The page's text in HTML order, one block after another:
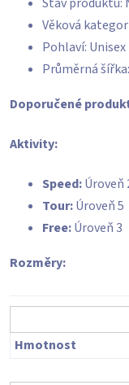
Věková
Pohlaví: Unisex
Průměrná
Doporučené
Aktivity:
Speed:Úroveň
Tour:Úroveň 5
Free:Úroveň 3
Rozměry:
Hmotnost